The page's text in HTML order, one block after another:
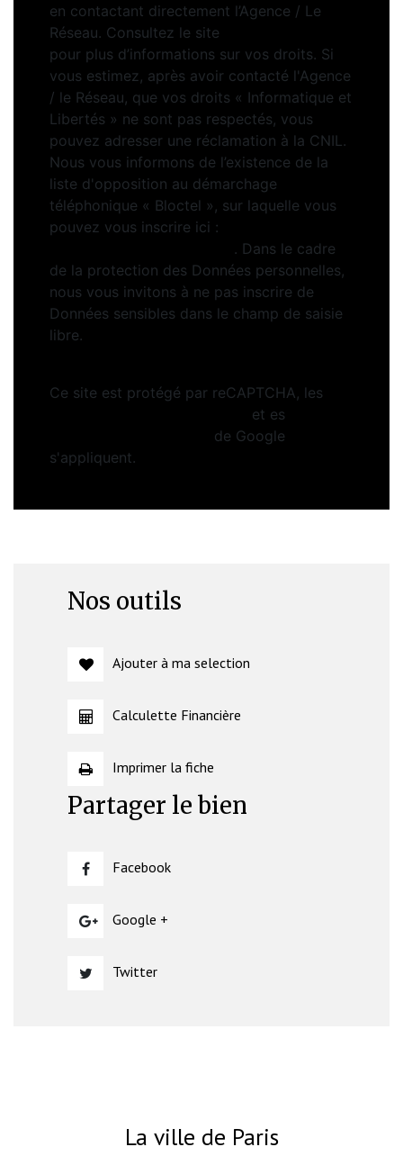
en contactant directement l’Agence / Le
Réseau. Consultez le site
pour plus d’informations sur vos droits. Si
vous estimez, après avoir contacté l'Agence
/ le Réseau, que vos droits « Informatique et
Libertés » ne sont pas respectés, vous
pouvez adresser une réclamation à la CNIL.
Nous vous informons de l’existence de la
liste d'opposition au démarchage
téléphonique « Bloctel », sur laquelle vous
pouvez vous inscrire ici :
. Dans le cadre
de la protection des Données personnelles,
nous vous invitons à ne pas inscrire de
Données sensibles dans le champ de saisie
libre.
Ce site est protégé par reCAPTCHA, les
et es
de Google
s'appliquent.
Nos outils
Ajouter à ma selection
Calculette Financière
Imprimer la fiche
Partager le bien
Facebook
Google +
Twitter
La ville de Paris